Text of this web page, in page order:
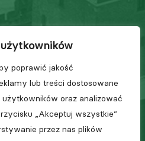
poprawić jakość
lub treści dostosowane
oraz analizować
„Akceptuj wszystkie”
przez nas plików
Ogólne Warunki